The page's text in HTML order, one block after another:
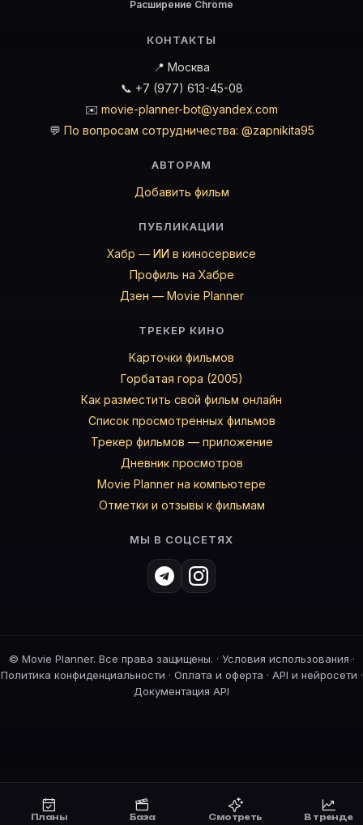
Планы Смотреть Премьеры В тренде
Планы База Смотреть В тренде
Расширение Chrome
КОНТАКТЫ
📍 Москва
📞 +7 (977) 613-45-08
✉️ movie-planner-bot@yandex.com
💬 По вопросам сотрудничества: @zapnikita95
АВТОРАМ
Добавить фильм
ПУБЛИКАЦИИ
Хабр — ИИ в киносервисе
Профиль на Хабре
Дзен — Movie Planner
ТРЕКЕР КИНО
Карточки фильмов
Горбатая гора (2005)
Как разместить свой фильм онлайн
Список просмотренных фильмов
Трекер фильмов — приложение
Дневник просмотров
Movie Planner на компьютере
Отметки и отзывы к фильмам
МЫ В СОЦСЕТЯХ
© Movie Planner. Все права защищены. · Условия использования ·
Политика конфиденциальности · Оплата и оферта · API и нейросети ·
Документация API